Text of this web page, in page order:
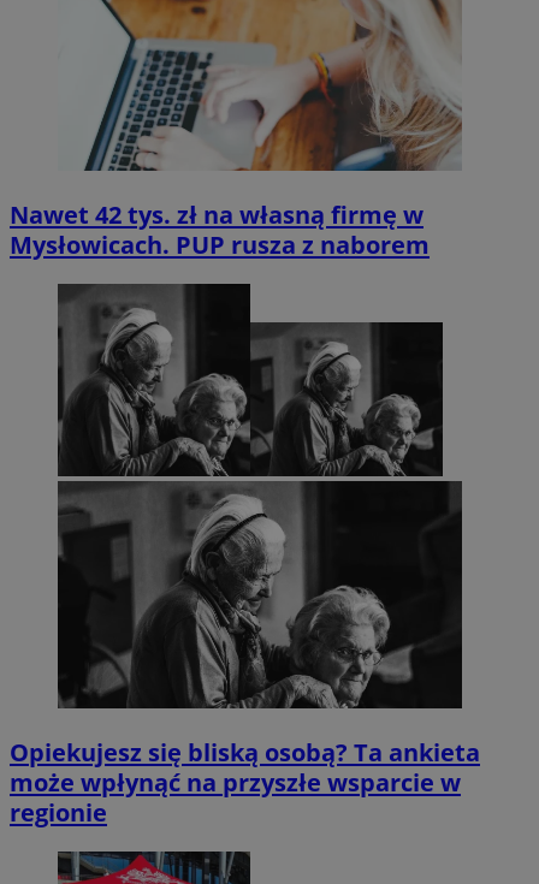
Nawet 42 tys. zł na własną firmę w
Mysłowicach. PUP rusza z naborem
Opiekujesz się bliską osobą? Ta ankieta
może wpłynąć na przyszłe wsparcie w
regionie